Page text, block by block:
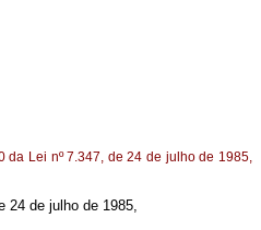
da Lei nº 7.347, de 24 de julho de 1985,
24 de julho de 1985,